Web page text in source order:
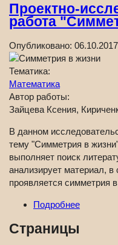
Проектно-
работа
Опубликовано: 06.10.2017
Тематика:
Математика
Автор работы:
Зайцева Ксения,
В данном
тему "Симметрия в
выполняет поиск
анализирует материал, в
проявляется симметрия
Подробнее
Страницы